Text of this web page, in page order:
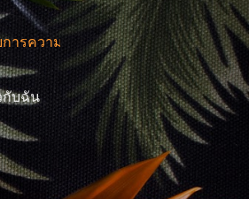
วกในการพิจารณาอนุญาตและการใ
กับฉัน